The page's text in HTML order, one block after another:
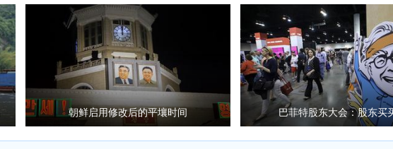
朝鲜启用修改后的平壤时间 巴菲特股东大会：股东买